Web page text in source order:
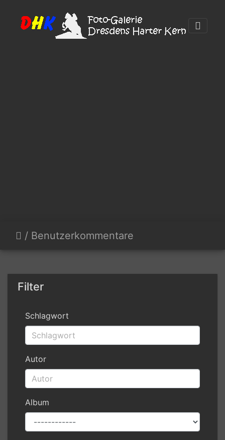
/ Benutzerkommentare
Filter
Schlagwort
Autor
Album